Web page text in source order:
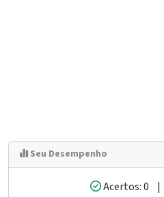
Seu Desempenho
Acertos: 0 |